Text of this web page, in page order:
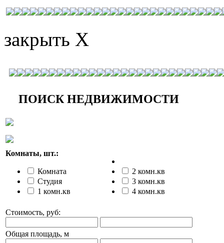
закрыть X
ПОИСК НЕДВИЖИМОСТИ
Комнаты, шт.:
Комната
Студия
1 комн.кв
2 комн.кв
3 комн.кв
4 комн.кв
Стоимость, руб:
Общая площадь, м